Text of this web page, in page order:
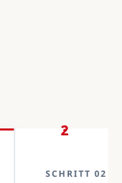
2
SCHRITT 02